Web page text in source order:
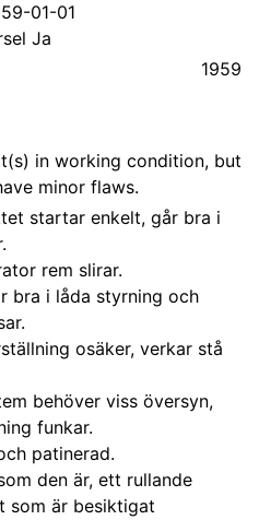
01-01
Ja
1959
in working condition, but
minor flaws.
startar enkelt, går bra i
rem slirar.
bra i låda styrning och
osäker, verkar stå
behöver viss översyn,
funkar.
patinerad.
den är, ett rullande
som är besiktigat